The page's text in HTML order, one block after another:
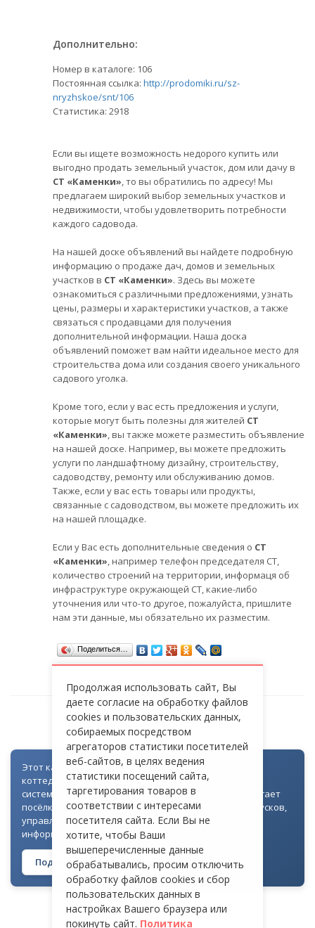
Дополнительно:
Номер в каталоге: 106
Постоянная ссылка: http://prodomiki.ru/sz-
nryzhskoe/snt/106
Статистика: 2918
Если вы ищете возможность недорого купить или
выгодно продать земельный участок, дом или дачу в
СТ «Каменки», то вы обратились по адресу! Мы
предлагаем широкий выбор земельных участков и
недвижимости, чтобы удовлетворить потребности
каждого садовода.
На нашей доске объявлений вы найдете подробную
информацию о продаже дач, домов и земельных
участков в СТ «Каменки». Здесь вы можете
ознакомиться с различными предложениями, узнать
цены, размеры и характеристики участков, а также
связаться с продавцами для получения
дополнительной информации. Наша доска
объявлений поможет вам найти идеальное место для
строительства дома или создания своего уникального
садового уголка.
Кроме того, если у вас есть предложения и услуги,
которые могут быть полезны для жителей СТ
«Каменки», вы также можете разместить объявление
на нашей доске. Например, вы можете предложить
услуги по ландшафтному дизайну, строительству,
садоводству, ремонту или обслуживанию домов.
Также, если у вас есть товары или продукты,
связанные с садоводством, вы можете предложить их
на нашей площадке.
Если у Вас есть дополнительные сведения о СТ
«Каменки», например телефон председателя СТ,
количество строений на территории, информаця об
инфраструктуре окружающей СТ, какие-либо
уточнения или что-то другое, пожалуйста, пришлите
нам эти данные, мы обязательно их разместим.
Поделиться…
СТ «КАМЕНКИ»
Этот каталог создан как часть цифровой экосистемы
коттеджных посёлков: для всех объектов доступна
система контроля доступа через Telegram. Она помогает
посёлкам автоматизировать выдачу гостевых пропусков,
управлять доступом на территорию и оперативно
информировать жителей
Подробнее о технологии →
Продолжая использовать сайт, Вы
даете согласие на обработку файлов
cookies и пользовательских данных,
собираемых посредством
агрегаторов статистики посетителей
веб-сайтов, в целях ведения
статистики посещений сайта,
таргетирования товаров в
соответствии с интересами
посетителя сайта. Если Вы не
хотите, чтобы Ваши
вышеперечисленные данные
обрабатывались, просим отключить
обработку файлов cookies и сбор
пользовательских данных в
настройках Вашего браузера или
покинуть сайт. Политика